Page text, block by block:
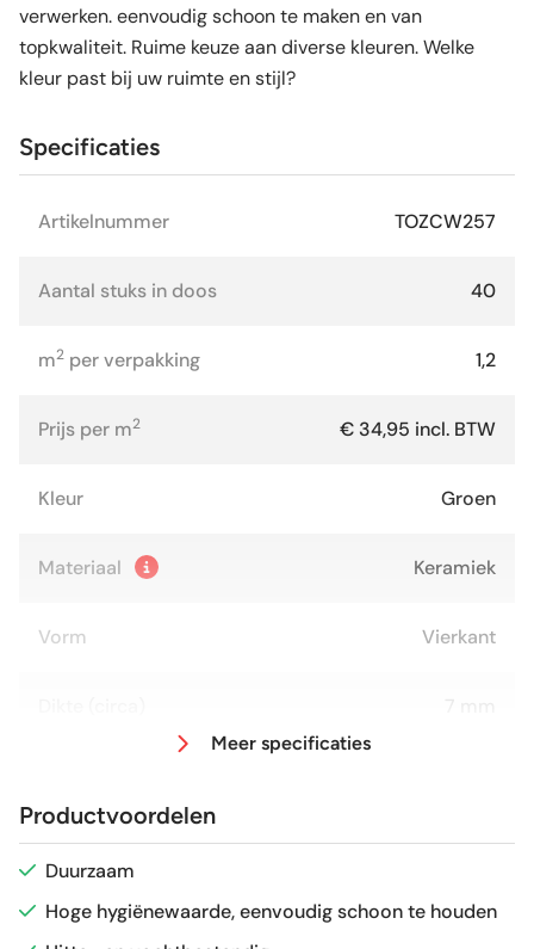
verwerken. eenvoudig schoon te maken en van
topkwaliteit. Ruime keuze aan diverse kleuren. Welke
kleur past bij uw ruimte en stijl?
Specificaties
Artikelnummer TOZCW257
Aantal stuks in doos 40
m2 per verpakking 1,2
Prijs per m2 € 34,95 incl. BTW
Kleur Groen
Materiaal Keramiek
Vorm Vierkant
Glans / Mat Mat
Gerectificeerd Nee
Meer specificaties
Productvoordelen
Duurzaam
Hoge hygiënewaarde, eenvoudig schoon te houden